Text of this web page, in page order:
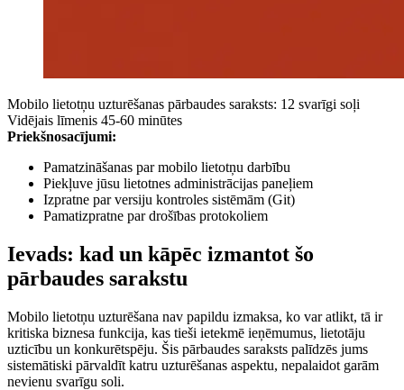
Mobilo lietotņu uzturēšanas pārbaudes saraksts: 12 svarīgi soļi
Vidējais līmenis 45-60 minūtes
Priekšnosacījumi:
Pamatzināšanas par mobilo lietotņu darbību
Piekļuve jūsu lietotnes administrācijas paneļiem
Izpratne par versiju kontroles sistēmām (Git)
Pamatizpratne par drošības protokoliem
Ievads: kad un kāpēc izmantot šo
pārbaudes sarakstu
Mobilo lietotņu uzturēšana nav papildu izmaksa, ko var atlikt, tā ir
kritiska biznesa funkcija, kas tieši ietekmē ieņēmumus, lietotāju
uzticību un konkurētspēju. Šis pārbaudes saraksts palīdzēs jums
sistemātiski pārvaldīt katru uzturēšanas aspektu, nepalaidot garām
nevienu svarīgu soli.